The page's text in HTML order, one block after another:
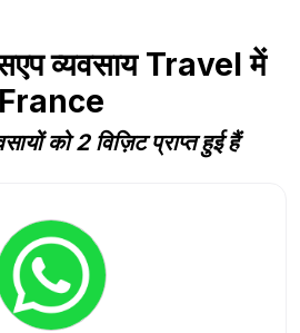
व्यवसाय Travel में
France
को 2 विज़िट प्राप्त हुई हैं